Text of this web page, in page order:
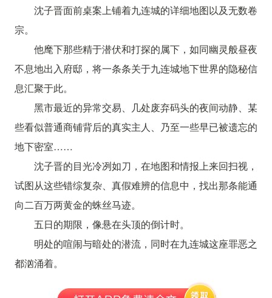
沈子晋面前桌案上铺着九连城的详细地图以及无数卷
宗。
他麾下那些精于潜伏和打探的属下，如同幽灵般昼夜
不息地出入府邸，将一条条关于九连城地下世界的隐秘信
息汇聚于此。
黑市最近的异常交易、几处废弃码头的夜间动静、某
些看似普通商铺背后的真实主人、乃至一些早已被遗忘的
地下密室……
沈子晋的目光冷冽如刀，在地图和情报上来回扫视，
试图从这些错综复杂、真假难辨的信息中，找出那条能通
向二百万两黄金的蛛丝马迹。
五日的期限，像悬在头顶的倒计时。
明处的喧闹与暗处的潜流，同时在九连城这座罪恶之
都汹涌着。